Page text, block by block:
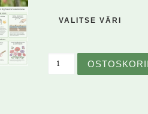
VALITSE VÄRI